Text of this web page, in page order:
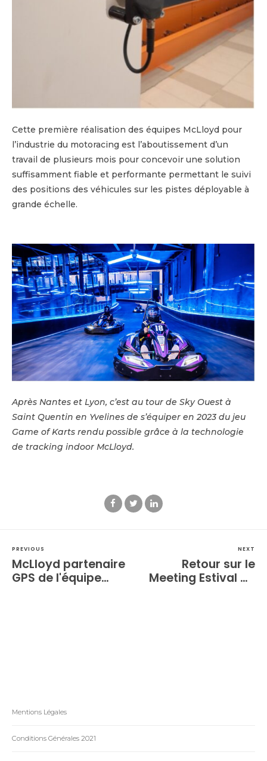
Cette première réalisation des équipes McLloyd pour
l’industrie du motoracing est l’aboutissement d’un
travail de plusieurs mois pour concevoir une solution
suffisamment fiable et performante permettant le suivi
des positions des véhicules sur les pistes déployable à
grande échelle.
Après Nantes et Lyon, c’est au tour de Sky Ouest à
Saint Quentin en Yvelines de s’équiper en 2023 du jeu
Game of Karts rendu possible grâce à la technologie
de tracking indoor McLloyd.
PREVIOUS
McLloyd partenaire
GPS de l'équipe
NEXT
Retour sur le
Meeting Estival de
Mentions Légales
Conditions Générales 2021